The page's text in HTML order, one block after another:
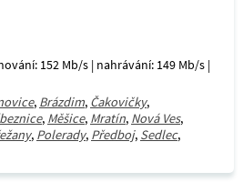
152 Mb/s | nahrávání: 149 Mb/s |
, Brázdim, Čakovičky,
, Měšice, Mratín, Nová Ves,
, Polerady, Předboj, Sedlec,